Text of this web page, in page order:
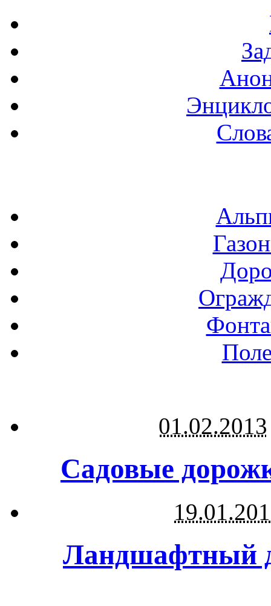
01.02.2013
Садовые
Ландшафтный